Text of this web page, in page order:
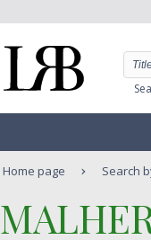
Home page Search